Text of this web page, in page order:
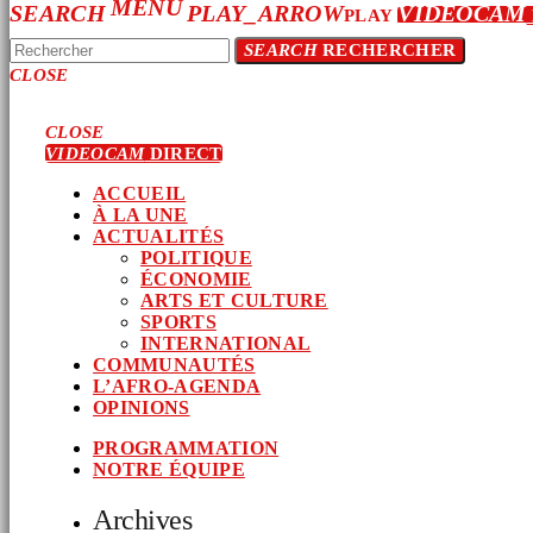
SEARCHMENUPLAY_ARROWPLAY VIDEOCAM
SEARCHRECHERCHER
CLOSE
CLOSE
VIDEOCAMDIRECT
ACCUEIL
À LA UNE
ACTUALITÉS
POLITIQUE
ÉCONOMIE
ARTS ET CULTURE
SPORTS
INTERNATIONAL
COMMUNAUTÉS
L’AFRO-AGENDA
OPINIONS
PROGRAMMATION
NOTRE ÉQUIPE
Archives